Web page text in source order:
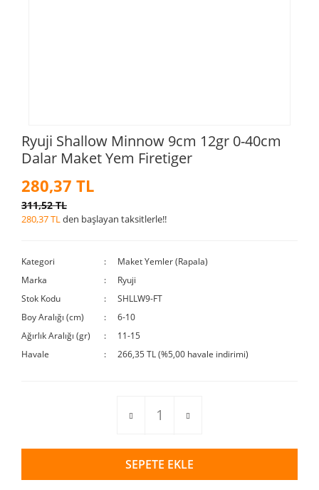
Ryuji Shallow Minnow 9cm 12gr 0-40cm
Dalar Maket Yem Firetiger
280,37 TL
311,52 TL
280,37 TLden başlayan taksitlerle!!
Kategori
Maket Yemler (Rapala)
Marka
Ryuji
Stok Kodu
SHLLW9-FT
Boy Aralığı (cm)
6-10
Ağırlık Aralığı (gr)
11-15
Havale
266,35 TL (%5,00 havale indirimi)
SEPETE EKLE